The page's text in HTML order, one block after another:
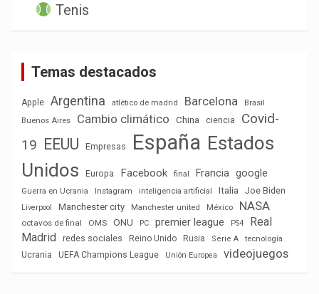
Tenis
Temas destacados
Apple Argentina atlético de madrid Barcelona
Brasil
Buenos Aires
Cambio climático China ciencia
Covid-
19 EEUU Empresas España Estados
Unidos
Europa Facebook final Francia google
Guerra en Ucrania Instagram inteligencia artificial Italia Joe Biden
Liverpool Manchester city Manchester united México NASA
octavos de final OMS ONU PC premier league PS4
Real
Madrid
redes sociales Reino Unido Rusia Serie A
tecnología
Ucrania
UEFA Champions League Unión Europea videojuegos